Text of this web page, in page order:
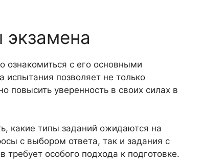
с его основными
позволяет не только
повысить уверенность в своих силах в
какие типы заданий ожидаются на
с выбором ответа, так и задания с
особого подхода к подготовке.